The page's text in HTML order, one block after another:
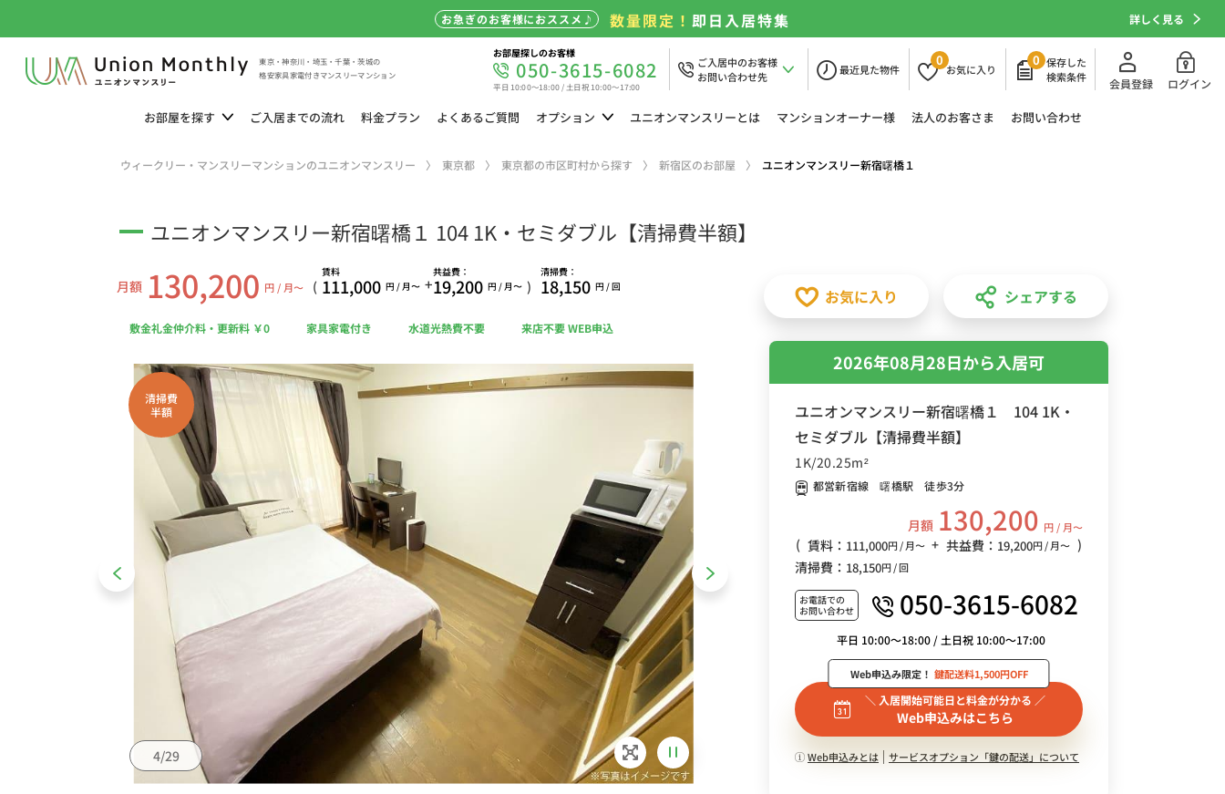
お急ぎのお客様におススメ♪ 数量限定！即日入居特集 詳しく見る
東京・神奈川・埼玉・千葉・茨城の
格安家具家電付きマンスリーマンション
お部屋探しのお客様
050-3615-6082
平日 10:00～18:00 / 土日祝 10:00～17:00
ご入居中のお客様
お問い合わせ先
最近見た物件
0
お気に入り
0 保存した
検索条件
会員登録 ログイン
お部屋を探す ご入居までの流れ 料金プラン よくあるご質問 オプション ユニオンマンスリーとは マンションオーナー様 法人のお客さま お問い合わせ
ウィークリー・マンスリーマンションのユニオンマンスリー 東京都 東京都の市区町村から探す 新宿区のお部屋 ユニオンマンスリー新宿曙橋１
ユニオンマンスリー新宿曙橋１ 104 1K・セミダブル【清掃費半額】
月額 130,200 円 / 月〜 (
賃料
111,000 円 / 月〜 +
共益費：
19,200 円 / 月〜 )
清掃費：
18,150 円 / 回
敷金礼金仲介料・更新料 ￥0 家具家電付き 水道光熱費不要 来店不要 WEB申込
お気に入り シェアする
清掃費
半額
4/29
2026年08月28日から入居可
ユニオンマンスリー新宿曙橋１ 104 1K・
セミダブル【清掃費半額】
1K/20.25m²
都営新宿線 曙橋駅 徒歩3分
月額 130,200 円 / 月〜
( 賃料： 111,000円 / 月〜 + 共益費： 19,200円 / 月〜 )
清掃費： 18,150円 / 回
お電話での
お問い合わせ
050-3615-6082
平日 10:00～18:00 / 土日祝 10:00～17:00
＼ 入居開始可能日と料金が分かる ／
Web申込みはこちら
Web申込み限定！ 鍵配送料1,500円OFF
Web申込みとは サービスオプション「鍵の配送」について